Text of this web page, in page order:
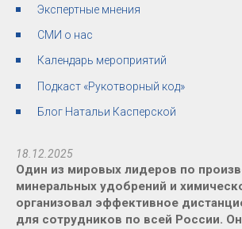
Экспертные мнения
СМИ о нас
Календарь мероприятий
Подкаст «Рукотворный код»
Блог Натальи Касперской
18.12.2025
Один из мировых лидеров по
минеральных удобрений и
организовал эффективное
для сотрудников по всей России.